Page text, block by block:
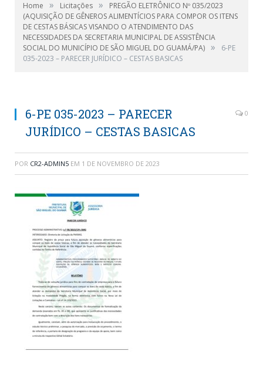
Home » Licitações »
PREGÃO ELETRÔNICO Nº 035/2023
(AQUISIÇÃO DE GÊNEROS ALIMENTÍCIOS PARA COMPOR OS ITENS
DE CESTAS BÁSICAS VISANDO O ATENDIMENTO DAS
NECESSIDADES DA SECRETARIA MUNICIPAL DE ASSISTÊNCIA
SOCIAL DO MUNICÍPIO DE SÃO MIGUEL DO GUAMÁ/PA) »
6-PE
035-2023 – PARECER JURÍDICO – CESTAS BASICAS
6-PE 035-2023 – PARECER
JURÍDICO – CESTAS BASICAS
0
POR CR2-ADMIN5 EM 1 DE NOVEMBRO DE 2023